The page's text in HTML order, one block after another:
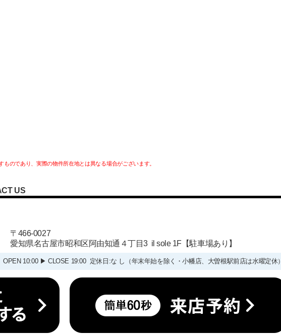
のであり、実際の物件所在地とは異なる場合がございます。
US
〒466-0027
愛知県名古屋市昭和区阿由知通４丁目3 il sole 1F【駐車場あり】
OPEN 10:00 ▶ CLOSE 19:00 定休日:な し（年末年始を除く・小幡店、大曽根駅前店は水曜定休）